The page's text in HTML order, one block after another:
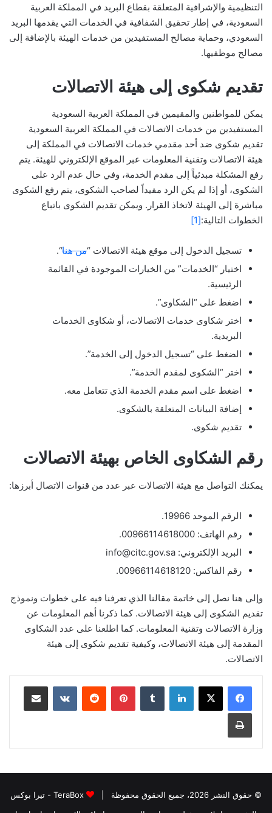
التنظيمية والإشرافية المتعلقة بقطاع البريد في المملكة العربية
السعودية، في إطار تحقيق الشفافية في الخدمات التي يقدمها البريد
السعودي، وحماية مصالح المستفيدين من خدمات الهيئة بالإضافة إلى
مصالح موظفيها.
تقديم شكوى إلى هيئة الاتصالات
يمكن للمواطنين والمقيمين في المملكة العربية السعودية
المستفيدين من خدمات الاتصالات في المملكة العربية السعودية
تقديم شكوى ضد أحد مقدمي خدمات الاتصالات في المملكة إلى
هيئة الاتصالات وتقنية المعلومات عبر الموقع الإلكتروني للهيئة. يتم
رفع المشكلة مبدئياً إلى مقدم الخدمة، وفي حال عدم الرد على
الشكوى، أو إذا لم يكن الرد مفيداً لصاحب الشكوى، يتم رفع الشكوى
مباشرة إلى الهيئة لاتخاذ القرار. ويمكن تقديم الشكوى باتباع
الخطوات التالية:[1]
تسجيل الدخول إلى موقع هيئة الاتصالات “من هنا“.
اختيار “الخدمات” من الخيارات الموجودة في القائمة
الرئيسية.
اضغط على “الشكاوى”.
اختر شكاوى خدمات الاتصالات، أو شكاوى الخدمات
البريدية.
الضغط على “تسجيل الدخول إلى الخدمة”.
اختر “الشكوى لمقدم الخدمة”.
اضغط على اسم مقدم الخدمة الذي تتعامل معه.
إضافة البيانات المتعلقة بالشكوى.
تقديم شكوى.
رقم الشكاوى الخاص بهيئة الاتصالات
يمكنك التواصل مع هيئة الاتصالات عبر عدد من قنوات الاتصال أبرزها:
الرقم الموحد 19966.
رقم الهاتف: 00966114618000.
البريد الإلكتروني: info@citc.gov.sa
رقم الفاكس: 00966114618120.
وإلى هنا نصل إلى خاتمة مقالنا الذي تعرفنا فيه على خطوات ونموذج
تقديم الشكوى إلى هيئة الاتصالات. كما ذكرنا أهم المعلومات عن
وزارة الاتصالات وتقنية المعلومات. كما اطلعنا على عدد الشكاوى
المقدمة إلى هيئة الاتصالات، وكيفية تقديم شكوى إلى هيئة
الاتصالات.
لينكدإن بينتيريست مشاركة عبر البريد
طباعة
© حقوق النشر 2026، جميع الحقوق محفوظة |
TeraBox - تيرا بوكس